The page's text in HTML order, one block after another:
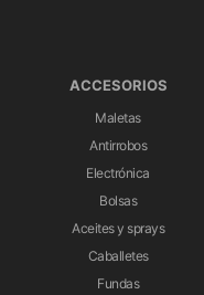
ACCESORIOS
Maletas
Antirrobos
Electrónica
Bolsas
Aceites y sprays
Caballetes
Fundas